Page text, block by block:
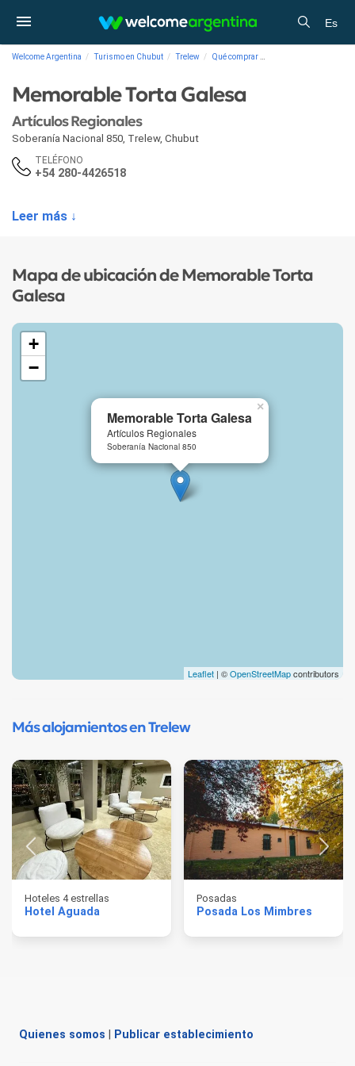
Es
Welcome Argentina Turismo en Chubut Trelew Qué comprar
Memorable Torta Galesa
Artículos Regionales
Soberanía Nacional 850, Trelew, Chubut
TELÉFONO
+54 280-4426518
Leer más ↓
Mapa de ubicación de Memorable Torta
Galesa
Memorable Torta Galesa
Artículos Regionales
Soberanía Nacional 850
×
+
−
Leaflet | ©OpenStreetMapcontributors
Más alojamientos en Trelew
Hoteles 4 estrellas
Hotel Aguada
Posadas
Posada Los Mimbres
Quienes somos Publicar establecimiento